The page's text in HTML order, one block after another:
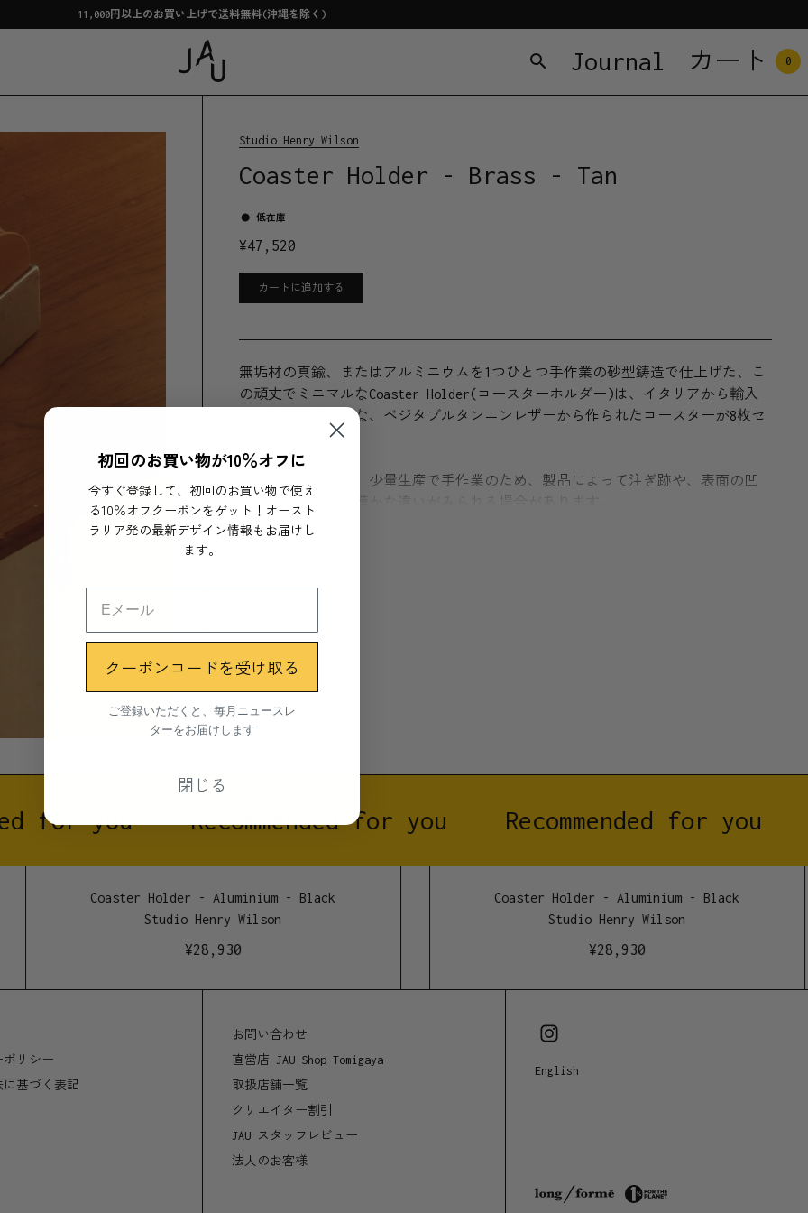
11,000円以上のお買い上げで送料無料(沖縄を除く)
Journal カート 0
Studio Henry Wilson
Coaster Holder - Brass - Tan
低在庫
¥47,520
カートに追加する
無垢材の真鍮、またはアルミニウムを1つひとつ手作業の砂型鋳造で仕上げた、こ
の頑丈でミニマルなCoaster Holder(コースターホルダー)は、イタリアから輸入
をした厚手で丈夫な、ベジタブルタンニンレザーから作られたコースターが8枚セ
ット付きです。
Coaster Holderは、少量生産で手作業のため、製品によって注ぎ跡や、表面の凹
みなど、1点1点、僅かな違いがみられる場合があります。
時間の経過とともに、酸化して、完成時の仕上げより黒くなり、独特なパティナ
います。
コースターについて、革の特性上、製品をお届けした際に若干の変色、傷、擦れ
が見られる場合がございます。また、年月や使用過程を重ねるにつれて、革の風
合いや個性が変化していきます。
丁寧に手入れをすることで、何世代にも渡り使い続けることができる製品です。
タンレザー
サイズ
H48 W105 D40(mm)
製造地
オーストラリア 、シドニー
もっと見る
for you Recommended for you Recommended for you
Coaster Holder - Aluminium - Black
Studio Henry Wilson
28,930
Coaster Holder - Aluminium - Black
Studio Henry Wilson
28,930
ポリシー
基づく表記
お問い合わせ
直営店-JAU Shop Tomigaya-
取扱店舗一覧
クリエイター割引
JAU スタッフレビュー
法人のお客様
English
初回のお買い物が10％オフに
今すぐ登録して、初回のお買い物で使え
る10％オフクーポンをゲット！オースト
ラリア発の最新デザイン情報もお届けし
ます。
クーポンコードを受け取る
ご登録いただくと、毎月ニュースレ
ターをお届けします
閉じる